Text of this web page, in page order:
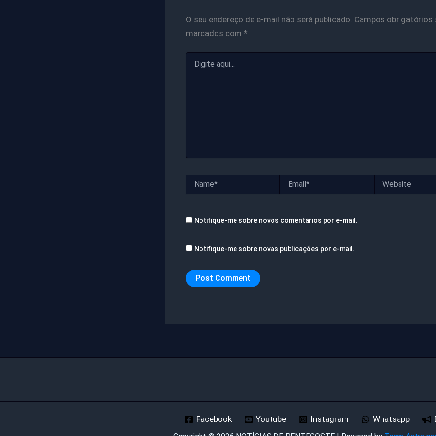
O seu endereço de e-mail não será publicado. Campos obrigatórios
marcados com *
aqui...
Notifique-me sobre novos comentários por e-mail.
Notifique-me sobre novas publicações por e-mail.
Facebook Youtube Instagram Whatsapp